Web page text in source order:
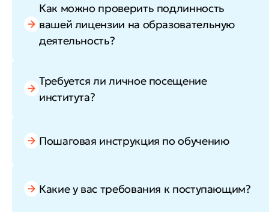
Как можно проверить подлинность
вашей лицензии на образовательную
деятельность?
Требуется ли личное посещение
института?
Пошаговая инструкция по обучению
Какие у вас требования к поступающим?